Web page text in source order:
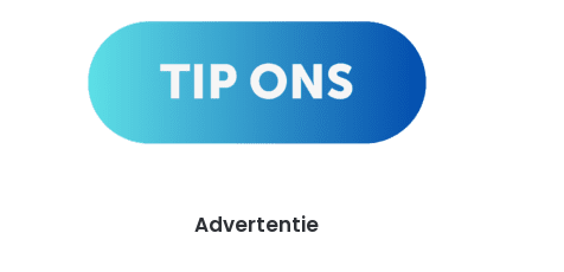
Advertentie